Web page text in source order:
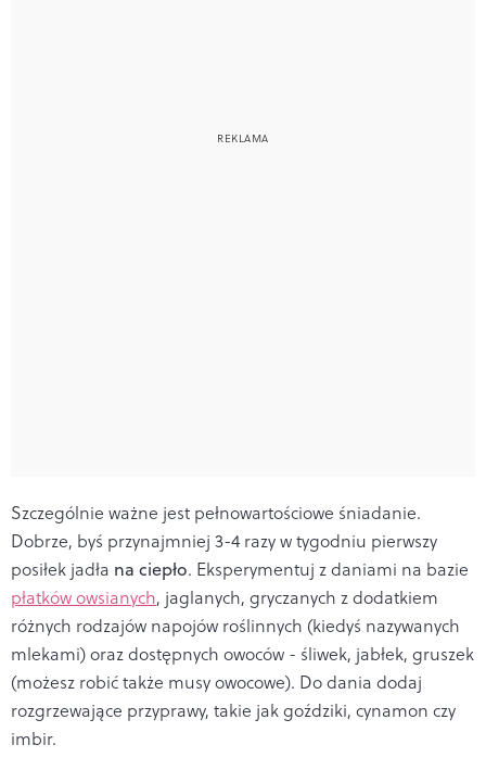
Szczególnie ważne jest pełnowartościowe śniadanie.
Dobrze, byś przynajmniej 3-4 razy w tygodniu pierwszy
posiłek jadła na ciepło. Eksperymentuj z daniami na bazie
płatków owsianych, jaglanych, gryczanych z dodatkiem
różnych rodzajów napojów roślinnych (kiedyś nazywanych
mlekami) oraz dostępnych owoców - śliwek, jabłek, gruszek
(możesz robić także musy owocowe). Do dania dodaj
rozgrzewające przyprawy, takie jak goździki, cynamon czy
imbir.